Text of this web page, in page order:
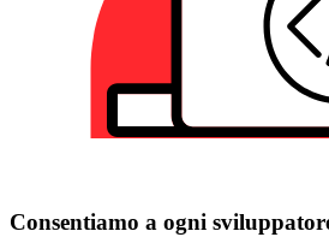
Consentiamo a ogni